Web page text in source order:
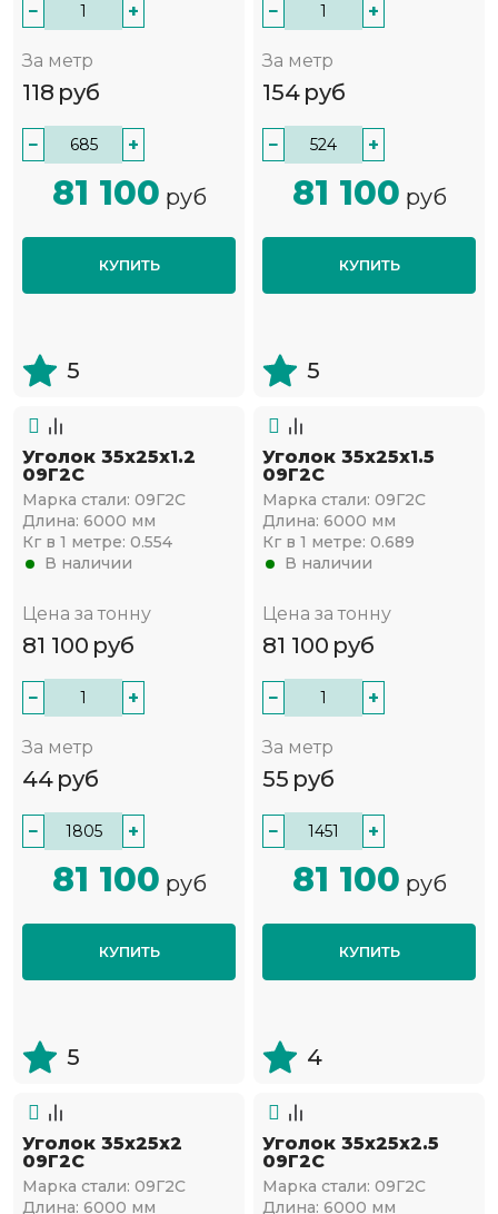
− +
За метр
118 руб
− +
81 100 руб
КУПИТЬ
5
− +
За метр
154 руб
− +
81 100 руб
КУПИТЬ
5
Уголок 35х25х1.2
09Г2С
Марка стали: 09Г2С
Длина: 6000 мм
Кг в 1 метре: 0.554
В наличии
Цена за тонну
81 100 руб
− +
За метр
44 руб
− +
81 100 руб
КУПИТЬ
5
Уголок 35х25х1.5
09Г2С
Марка стали: 09Г2С
Длина: 6000 мм
Кг в 1 метре: 0.689
В наличии
Цена за тонну
81 100 руб
− +
За метр
55 руб
− +
81 100 руб
КУПИТЬ
4
Уголок 35х25х2
09Г2С
Марка стали: 09Г2С
Длина: 6000 мм
Уголок 35х25х2.5
09Г2С
Марка стали: 09Г2С
Длина: 6000 мм